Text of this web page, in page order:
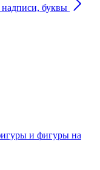
буквы
и фигуры на